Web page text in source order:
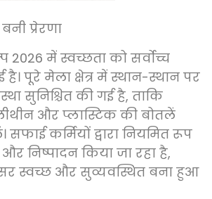
प्रेरणा
में स्वच्छता को सर्वोच्च
है। पूरे मेला क्षेत्र में स्थान-स्थान पर
सुनिश्चित की गई है, ताकि
और प्लास्टिक की बोतलें
कर्मियों द्वारा नियमित रूप
निष्पादन किया जा रहा है,
स्वच्छ और सुव्यवस्थित बना हुआ